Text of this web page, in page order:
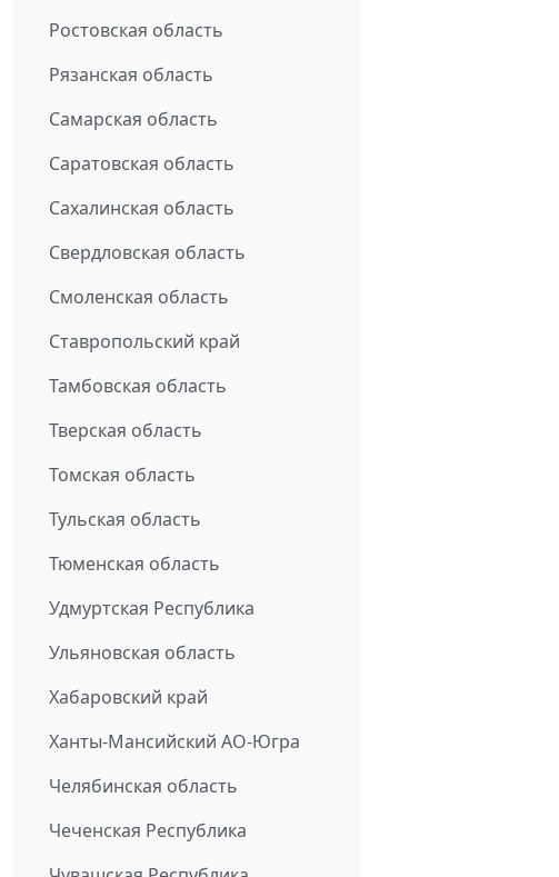
Ростовская область
Рязанская область
Самарская область
Саратовская область
Сахалинская область
Свердловская область
Смоленская область
Ставропольский край
Тамбовская область
Тверская область
Томская область
Тульская область
Тюменская область
Удмуртская Республика
Ульяновская область
Хабаровский край
Ханты-Мансийский АО-Югра
Челябинская область
Чеченская Республика